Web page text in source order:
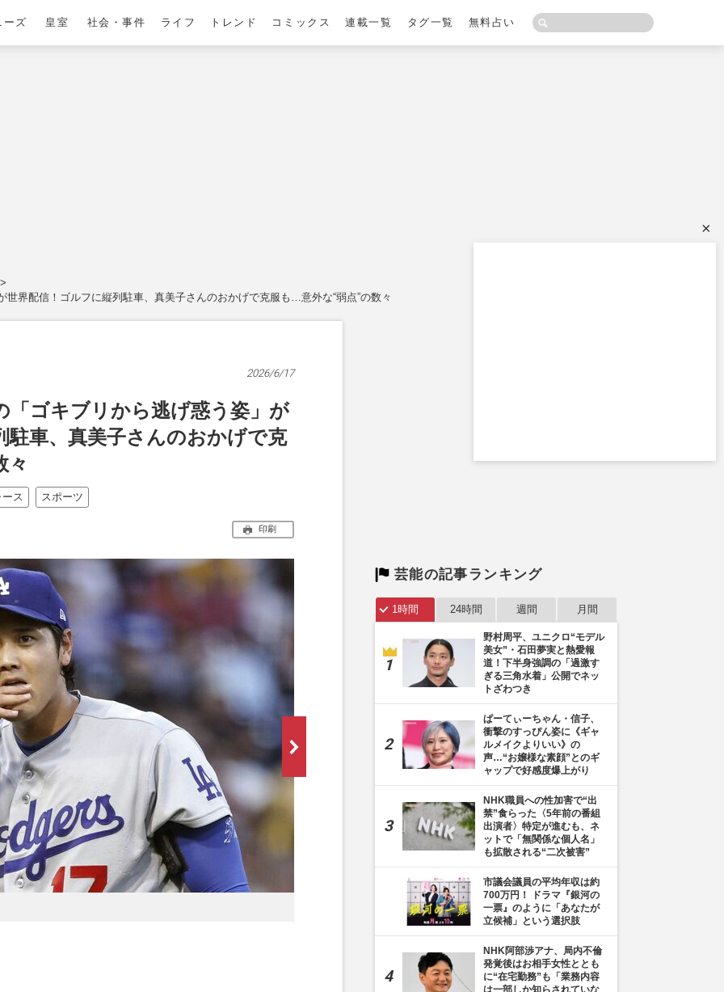
ーズ 皇室 社会・事件 ライフ トレンド コミックス 連載一覧 タグ一覧 無料占い
界配信！ゴルフに縦列駐車、真美子さんのおかげで克服も…意外な“弱点”の数々
2026/6/17
「ゴキブリから逃げ惑う姿」が
駐車、真美子さんのおかげで克
々
ス スポーツ
印刷
[写真 2/35枚目] ベンチにゴキブリが出て、思わず逃げようとする大谷翔平（ドジャース・ネー
芸能の記事ランキング
1時間 24時間 週間 月間
野村周平、ユニクロ“モデル
美女”・石田夢実と熱愛報
道！下半身強調の「過激す
ぎる三角水着」公開でネッ
トざわつき
ぱーてぃーちゃん・信子、
衝撃のすっぴん姿に《ギャ
ルメイクよりいい》の
声…“お嬢様な素顔”とのギ
ャップで好感度爆上がり
NHK職員への性加害で“出
禁”食らった〈5年前の番組
出演者〉特定が進むも、ネ
ットで「無関係な個人名」
も拡散される“二次被害”
市議会議員の平均年収は約
700万円！ ドラマ『銀河の
一票』のように「あなたが
立候補」という選択肢
NHK阿部渉アナ、局内不倫
発覚後はお相手女性ととも
に“在宅勤務”も「業務内容
は一部しか知らされていな
×